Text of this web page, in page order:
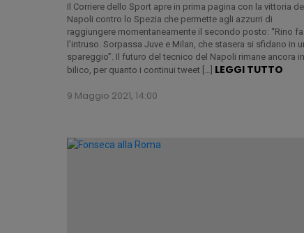
Il Corriere dello Sport apre in prima pagina con la vittoria
Napoli contro lo Spezia che permette agli azzurri di
raggiungere momentaneamente il secondo posto: “Rino fa
l’intruso. Sorpassa Juve e Milan, che stasera si sfidano in
spareggio”. Il futuro del tecnico del Napoli rimane ancora in
bilico, per quanto i continui tweet […] LEGGI TUTTO
9 Maggio 2021, 14:00